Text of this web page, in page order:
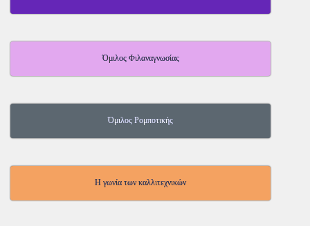
Όμιλος Φιλαναγνωσίας
Όμιλος Ρομποτικής
Η γωνία των καλλιτεχνικών